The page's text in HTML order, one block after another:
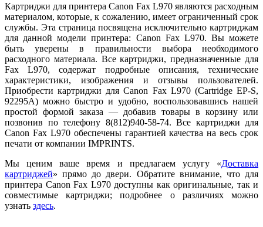
Картриджи для принтера Canon Fax L970 являются расходным
материалом, которые, к сожалению, имеет ограниченный срок
службы. Эта страница посвящена исключительно картриджам
для данной модели принтера: Canon Fax L970. Вы можете
быть уверены в правильности выбора необходимого
расходного материала. Все картриджи, предназначенные для
Fax L970, содержат подробные описания, технические
характеристики, изображения и отзывы пользователей.
Приобрести картриджи для Canon Fax L970 (Cartridge EP-S,
92295A) можно быстро и удобно, воспользовавшись нашей
простой формой заказа — добавив товары в корзину или
позвонив по телефону 8(812)940-58-74. Все картриджи для
Canon Fax L970 обеспечены гарантией качества на весь срок
печати от компании IMPRINTS.
Мы ценим ваше время и предлагаем услугу «Доставка
картриджей» прямо до двери. Обратите внимание, что для
принтера Canon Fax L970 доступны как оригинальные, так и
совместимые картриджи; подробнее о различиях можно
узнать здесь.